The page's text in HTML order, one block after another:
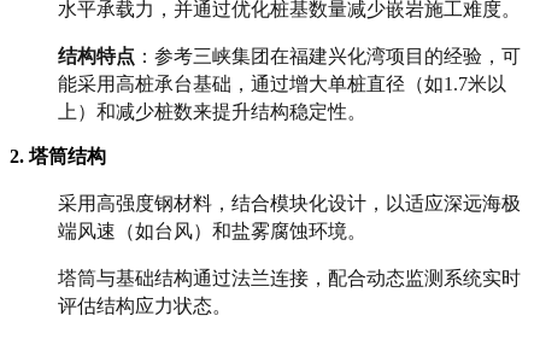
水平承载力，并通过优化桩基数量减少嵌岩施工难度。
结构特点 ：参考三峡集团在福建兴化湾项目的经验，可
能采用高桩承台基础，通过增大单桩直径（如1.7米以
上）和减少桩数来提升结构稳定性。
2. 塔筒结构
采用高强度钢材料，结合模块化设计，以适应深远海极
端风速（如台风）和盐雾腐蚀环境。
塔筒与基础结构通过法兰连接，配合动态监测系统实时
评估结构应力状态。